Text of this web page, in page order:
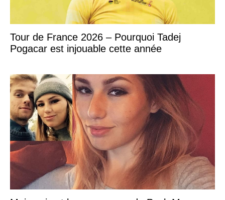
Tour de France 2026 – Pourquoi Tadej
Pogacar est injouable cette année